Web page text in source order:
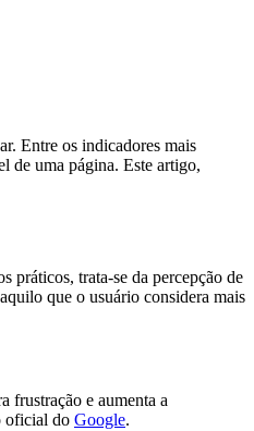
Entre os indicadores mais
de uma página. Este artigo,
trata-se da percepção de
que o usuário considera mais
frustração e aumenta a
oficial do Google.